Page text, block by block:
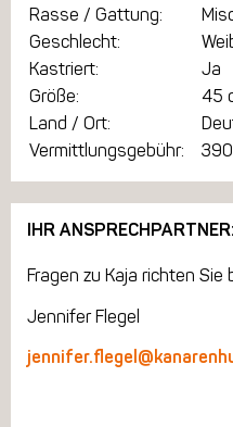
Rasse / Gattung:
Geschlecht:
Kastriert:
Ja
Größe:
45
Land / Ort:
Vermittlungsgebühr:
IHR ANSPRECHPARTNER:
Fragen zu Kaja richten Sie
Jennifer Flegel